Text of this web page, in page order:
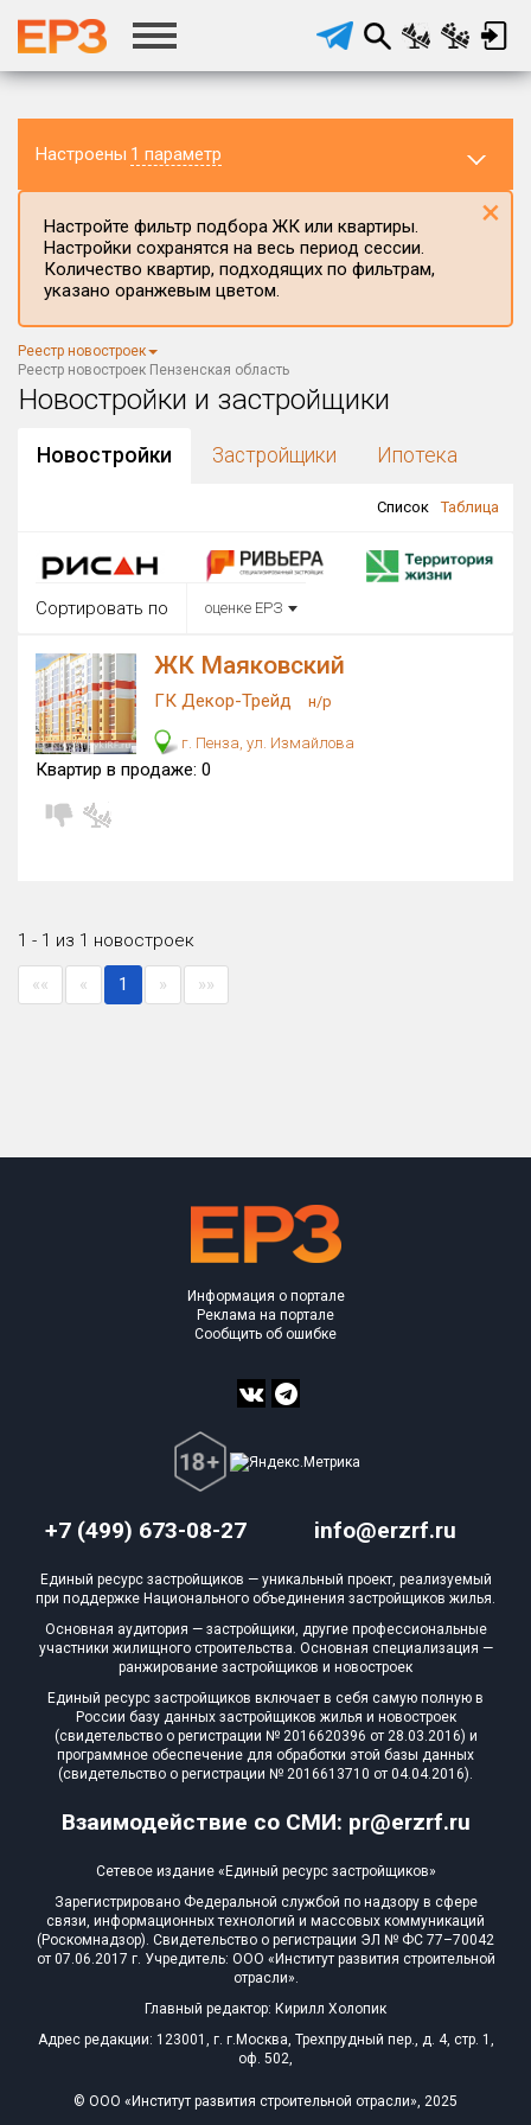
Настроены 1 параметр
Пензенская область
Район в регионе
Округ
Все
Все
Цена
от до
от
Вид объекта
Кол-во комнат
с продажами
Рейтинг ЕРЗ
Многоквартирных домов
Блокированных домов
Домов с апартаментами
Блокированных домов
0 из 5
Квартир, апартаментов,
блоков в БД
0 из 15 525
Настройте фильтр подбора ЖК или квартиры.
Настройки сохранятся на весь период сессии.
Количество квартир, подходящих по фильтрам,
указано оранжевым цветом.
×
Реестр новостроек
Реестр новостроек Пензенская область
Новостройки и застройщики
Новостройки Застройщики Ипотека
Список Таблица
Сортировать по оценке ЕРЗ
ЖК Маяковский
ГК Декор-Трейд н/р
г. Пенза, ул. Измайлова
Квартир в продаже: 0
1 - 1 из 1 новостроек
«« « 1 » »»
+7 (499) 673-08-27 info@erzrf.ru
Взаимодействие со СМИ: pr@erzrf.ru
Информация о портале
Реклама на портале
Сообщить об ошибке
Единый ресурс застройщиков — уникальный проект, реализуемый
при поддержке Национального объединения застройщиков жилья.
Основная аудитория — застройщики, другие профессиональные
участники жилищного строительства. Основная специализация —
ранжирование застройщиков и новостроек
Единый ресурс застройщиков включает в себя самую полную в
России базу данных застройщиков жилья и новостроек
(свидетельство о регистрации № 2016620396 от 28.03.2016) и
программное обеспечение для обработки этой базы данных
(свидетельство о регистрации № 2016613710 от 04.04.2016).
Сетевое издание «Единый ресурс застройщиков»
Зарегистрировано Федеральной службой по надзору в сфере
связи, информационных технологий и массовых коммуникаций
(Роскомнадзор). Свидетельство о регистрации ЭЛ № ФС 77–70042
от 07.06.2017 г. Учредитель: ООО «Институт развития строительной
отрасли».
Главный редактор: Кирилл Холопик
Адрес редакции: 123001, г. г.Москва, Трехпрудный пер., д. 4, стр. 1,
оф. 502,
© ООО «Институт развития строительной отрасли», 2025